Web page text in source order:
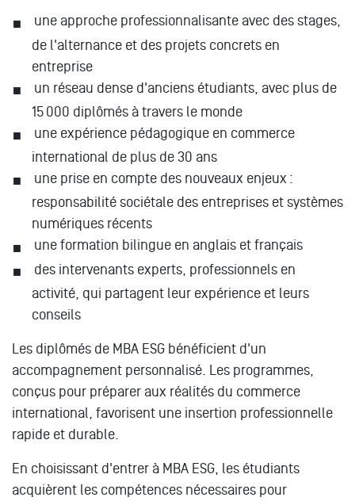
une approche professionnalisante avec des stages,
de l'alternance et des projets concrets en
entreprise
un réseau dense d'anciens étudiants, avec plus de
15 000 diplômés à travers le monde
une expérience pédagogique en commerce
international de plus de 30 ans
une prise en compte des nouveaux enjeux :
responsabilité sociétale des entreprises et systèmes
numériques récents
une formation bilingue en anglais et français
des intervenants experts, professionnels en
activité, qui partagent leur expérience et leurs
conseils
Les diplômés de MBA ESG bénéficient d'un
accompagnement personnalisé. Les programmes,
conçus pour préparer aux réalités du commerce
international, favorisent une insertion professionnelle
rapide et durable.
En choisissant d'entrer à MBA ESG, les étudiants
acquièrent les compétences nécessaires pour